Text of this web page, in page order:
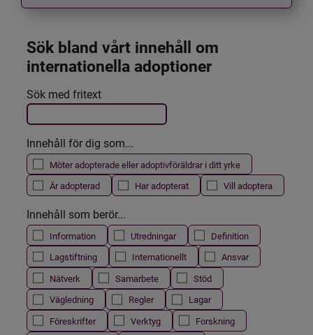
Sök bland vårt innehåll om
internationella adoptioner
Filtrera resultatet
Det här formuläret postas automatiskt
Sök med fritext
Innehåll för dig som...
Möter adopterade eller adoptivföräldrar i ditt yrke
Är adopterad
Har adopterat Vill adoptera
Innehåll som berör...
Information Utredningar
Definition
Lagstiftning
Internationellt
Ansvar
Nätverk
Samarbete
Stöd
Vägledning
Regler
Lagar
Föreskrifter
Verktyg
Forskning